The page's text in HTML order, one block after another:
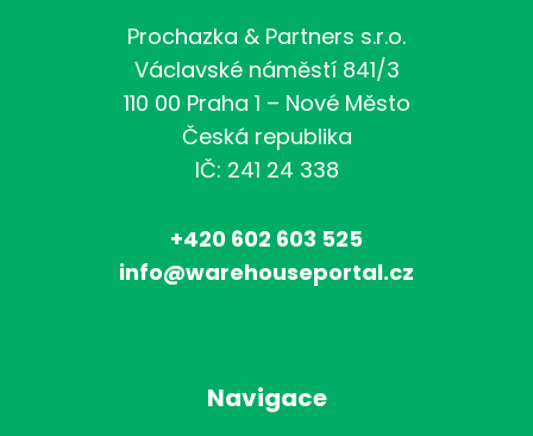
Prochazka & Partners s.r.o.
Václavské náměstí 841/3
110 00 Praha 1 – Nové Město
Česká republika
IČ: 241 24 338
+420 602 603 525
info@warehouseportal.cz
Navigace